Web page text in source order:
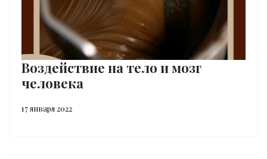
Воздействие на тело и мозг
человека
17 января 2022